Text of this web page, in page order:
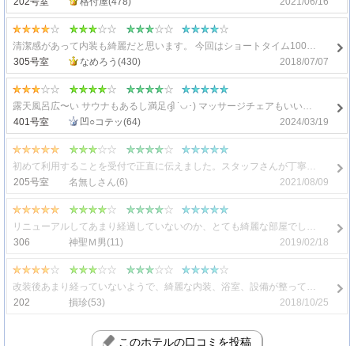
清潔感があって内装も綺麗だと思います。 今回はショートタイム100分で3,500円の部屋を選びましたが、他に2,980円と3,300円の部屋もあるので多少狭くはなるのでしょうがこういう遊びで使うのなら十分なのではと思いました。 フロント前のドリンクバーでジュースを持って部屋に行ける
305号室
なめろう (430) 2018/07/07
露天風呂広〜い サウナもあるし満足ദ്ദി ˙◡･) マッサージチェアもいいお値段しそうな高級品。 翌日逆に筋肉痛になるくらい凝りを解しました。 種類はイマイチだが食事も美味しかった。
401号室
凹○コテッ(64) 2024/03/19
初めて利用することを受付で正直に伝えました。スタッフさんが丁寧に接客してくださり、助かりました。説明のおかげで無事に部屋に到着し入室。部屋・設備、アメニティ類も整っており、素敵な時間を過ごせました。
205号室
名無しさん(6) 2021/08/09
リニューアルしてあまり経過していないのか、とても綺麗な部屋でした。 ランクによっては露天風呂もあるみたいなので、是非今後も利用したいです。
306
神聖Ｍ男(11) 2019/02/18
改装後あまり経っていないようで、綺麗な内装、浴室、設備が整っている。アメニティも申し分ない。この界隈では広い室内。露天風呂がある部屋とある。なんといってもこの界隈ではｻｰﾋﾞｽﾀｲﾑの利用可能時間が長いことが特筆される。駐車場も数台分あるのも個人的には必須条件なので、魅力的。
202
損珍(53) 2018/10/25
このホテルの口コミを投稿